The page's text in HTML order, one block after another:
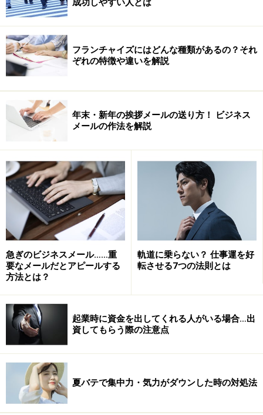
そうも…、と不摂生な生活を続けていると、病気は予期
せぬ時にやってきます。Webで健康チェックができま
す。体調管理に是非オススメ！
要注意！パソコンワーカーのこんな生活習慣
パソコンに向かって、一日仕事をすることが多い方、運
動不足によって体重が増え始めた方は、要注意です！そ
のまま放っておくと、恐～い生活習慣病を引き起こすこ
とになります。生活習慣をちょっと見直しましょう！
健康診断には国民健康保険が適用されません。そこで利
用したいのが、自治体の健診サービスです。
次ページへ
続きます＞＞
フランチャイズにはどんな種類があるの？それ
ぞれの特徴や違いを解説
年末・新年の挨拶メールの送り方！ ビジネス
メールの作法を解説
急ぎのビジネスメール……重
要なメールだとアピールする
方法とは？
軌道に乗らない？ 仕事運を好
転させる7つの法則とは
起業時に資金を出してくれる人がいる場合…出
資してもらう際の注意点
夏バテで集中力・気力がダウンした時の対処法